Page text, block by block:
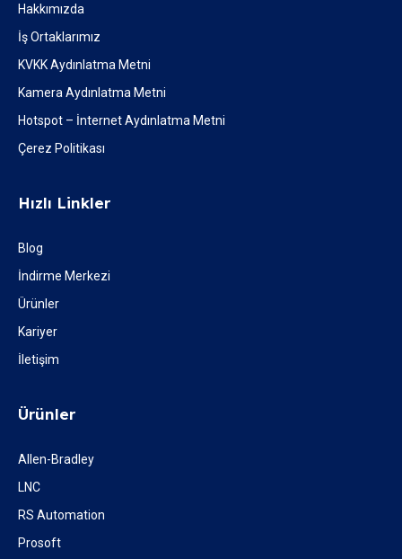
Hakkımızda
İş Ortaklarımız
KVKK Aydınlatma Metni
Kamera Aydınlatma Metni
Hotspot – İnternet Aydınlatma Metni
Çerez Politikası
Hızlı Linkler
Blog
İndirme Merkezi
Ürünler
Kariyer
İletişim
Ürünler
Allen-Bradley
LNC
RS Automation
Prosoft